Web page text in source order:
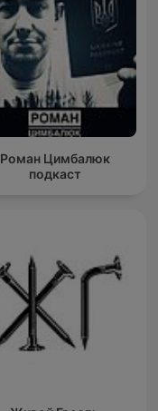
Роман Цимбалюк
подкаст